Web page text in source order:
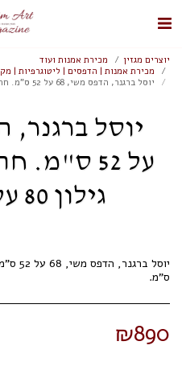
יוצרים מגזין
מכירת אמנות ועוד
מכירת אמנות | הדפסים | ליטוגרפיות |
יוסל ברגנר, הדפס משי, 68 על 52 ס"מ. חתום וממוספר. גילון 80 על 59 ס"מ.
על 52
גילון 80 על 59 ס"מ.
ס"מ.
₪890